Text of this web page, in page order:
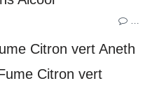
…
Citron vert Aneth